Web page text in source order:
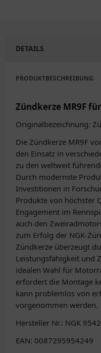
DETAILS
PRODUKTBESCHREIBUNG
Zündkerze MR9F
Originalbezeichnung:
Die Zündkerze MR9F
den Einsatz in
zu den weltweit
Durch modernste
Investitionen in
Produkte von höchster
Engagement im
auch den
zum Erfolg der NGK-
Zündkerze überzeugt
Leistungsfähigkeit und
idealen Wahl für
erfordert die Montage
kann problemlos von
vorgenommen werden.
Hersteller Nr.: NGK
EAN: 0087295954249